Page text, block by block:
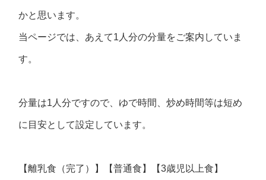
かと思います。
当ページでは、あえて1人分の分量をご案内していま
す。
分量は1人分ですので、ゆで時間、炒め時間等は短め
に目安として設定しています。
【離乳食（完了）】【普通食】【3歳児以上食】